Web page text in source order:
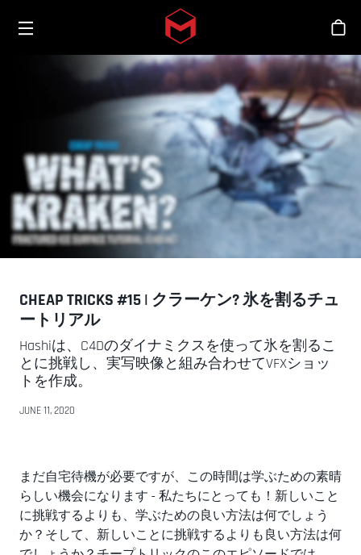
Skip to main content
Toggle menu
シ
CHEAP TRICKS #15 | クラーケン? 氷を割るチュ
ートリアル
Hashiは、C4Dのダイナミクスを使って氷を割るこ
とに挑戦し、実写映像と組み合わせてVFXショッ
トを作成。
JUNE 11, 2020
まだ自宅待機が必要ですが、この時間は学ぶための素晴
らしい機会になります - 私たちにとっても！新しいこと
に挑戦するよりも、学ぶための良い方法は何でしょう
か？そして、新しいことに挑戦するよりも良い方法は何